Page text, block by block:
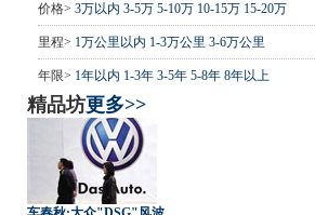
价格> 3万以内 3-5万 5-10万 10-15万 15-20万
里程> 1万公里以内 1-3万公里 3-6万公里
年限> 1年以内 1-3年 3-5年 5-8年 8年以上
精品坊更多>>